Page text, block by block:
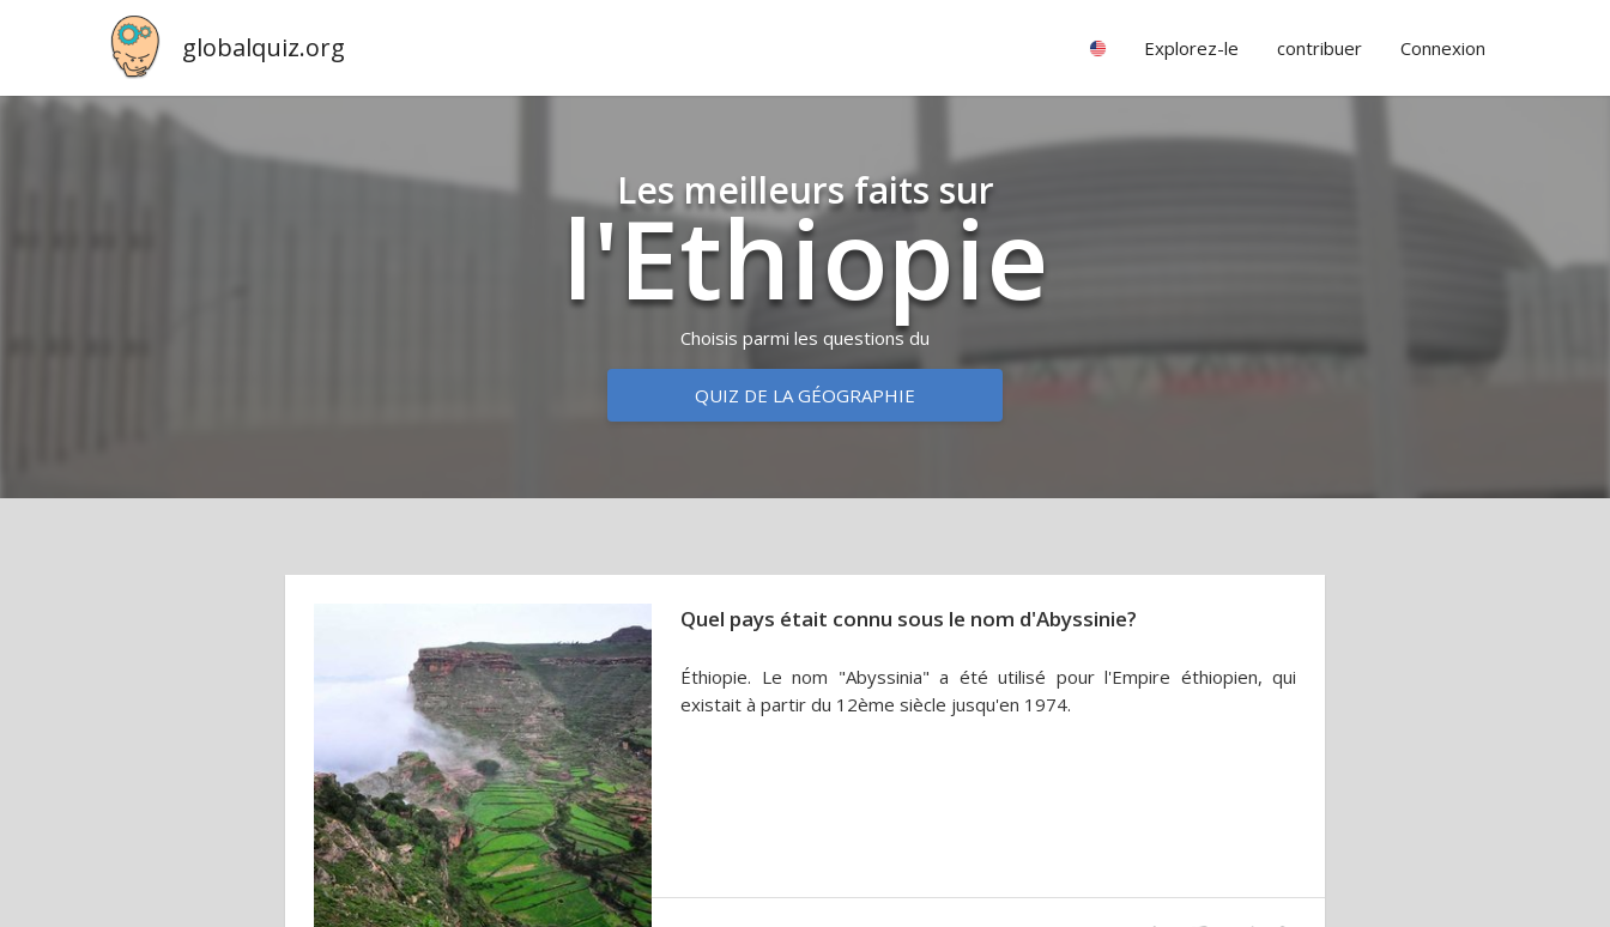
globalquiz.org Explorez-le contribuer Connexion
Les meilleurs faits sur
l'Ethio­pie
Choisis parmi les questions du
QUIZ DE LA GÉOGRAPHIE
Quel pays était connu sous le nom d'Abyssinie?
Éthiopie. Le nom "Abyssinia" a été utilisé pour l'Empire éthiopien, qui
existait à partir du 12ème siècle jusqu'en 1974.